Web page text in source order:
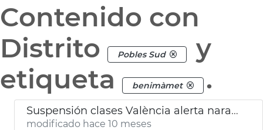
Contenido con
Distrito
Pobles Sud
y
etiqueta
benimàmet .
Suspensión clases València alerta naranja lluvias
modificado hace 10 meses